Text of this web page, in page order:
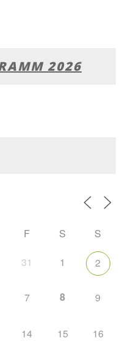
2026
F S S
31 1 2
7 8 9
14 15 16